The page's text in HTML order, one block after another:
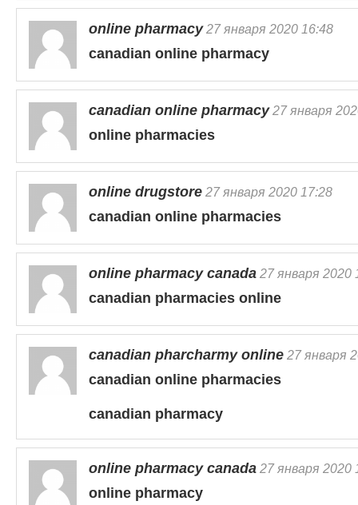
online pharmacy27 января 2020 16:48
canadian online pharmacy
canadian online pharmacy27 января
online pharmacies
online drugstore 27 января 2020 17:28
canadian online pharmacies
online pharmacy canada 27 января 2020
canadian pharmacies online
canadian pharcharmy online 27 января
canadian online pharmacies
canadian pharmacy
online pharmacy canada 27 января 2020
online pharmacy